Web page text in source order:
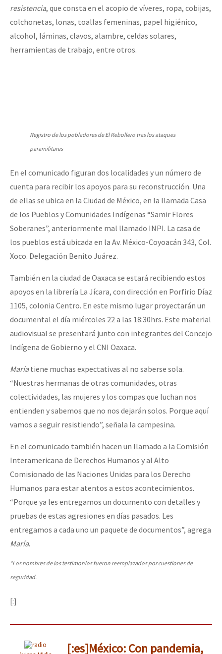
resistencia, que consta en el acopio de víveres, ropa, cobijas,
colchonetas, lonas, toallas femeninas, papel higiénico,
alcohol, láminas, clavos, alambre, celdas solares,
herramientas de trabajo, entre otros.
Registro de los pobladores de El Rebollero tras los ataques
paramilitares
En el comunicado figuran dos localidades y un número de
cuenta para recibir los apoyos para su reconstrucción. Una
de ellas se ubica en la Ciudad de México, en la llamada Casa
de los Pueblos y Comunidades Indígenas “Samir Flores
Soberanes”, anteriormente mal llamado INPI. La casa de
los pueblos está ubicada en la Av. México-Coyoacán 343, Col.
Xoco. Delegación Benito Juárez.
También en la ciudad de Oaxaca se estará recibiendo estos
apoyos en la librería La Jícara, con dirección en Porfirio Díaz
1105, colonia Centro. En este mismo lugar proyectarán un
documental el día miércoles 22 a las 18:30hrs. Este material
audiovisual se presentará junto con integrantes del Concejo
Indígena de Gobierno y el CNI Oaxaca.
Maríatiene muchas expectativas al no saberse sola.
“Nuestras hermanas de otras comunidades, otras
colectividades, las mujeres y los compas que luchan nos
entienden y sabemos que no nos dejarán solos. Porque aquí
vamos a seguir resistiendo”, señala la campesina.
En el comunicado también hacen un llamado a la Comisión
Interamericana de Derechos Humanos y al Alto
Comisionado de las Naciones Unidas para los Derecho
Humanos para estar atentos a estos acontecimientos.
“Porque ya les entregamos un documento con detalles y
pruebas de estas agresiones en días pasados. Les
entregamos a cada uno un paquete de documentos”, agrega
María.
*Los nombres de los testimonios fueron reemplazados por cuestiones de
seguridad.
[:]
[:es]México: Con pandemia,